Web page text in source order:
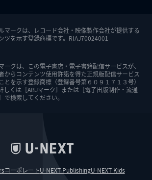
マークは、レコード会社・映像製作会社が提供する
ツを示す登録商標です。RIAJ70024001
ークは、この電子書店・電子書籍配信サービスが、
からコンテンツ使用許諾を得た正規版配信サービス
とを示す登録商標（登録番号第６０９１７１３号）
しくは［ABJマーク］または［電子出版制作・流通
で検索してください。
コーポレートU-NEXT PublishingU-NEXT Kids